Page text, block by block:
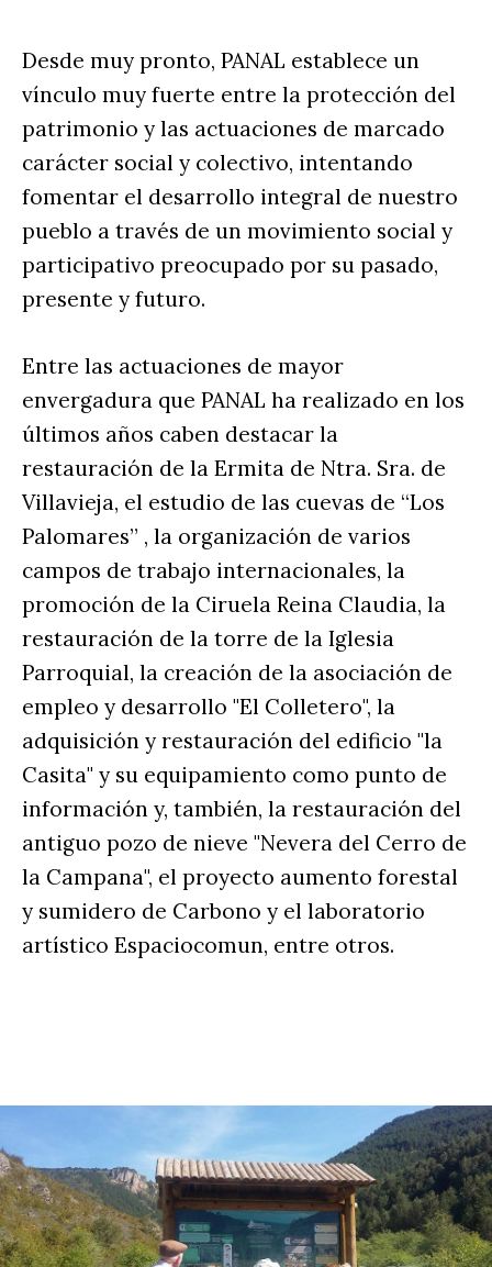
Desde muy pronto, PANAL establece un
vínculo muy fuerte entre la protección del
patrimonio y las actuaciones de marcado
carácter social y colectivo, intentando
fomentar el desarrollo integral de nuestro
pueblo a través de un movimiento social y
participativo preocupado por su pasado,
presente y futuro.
Entre las actuaciones de mayor
envergadura que PANAL ha realizado en los
últimos años caben destacar la
restauración de la Ermita de Ntra. Sra. de
Villavieja, el estudio de las cuevas de “Los
Palomares” , la organización de varios
campos de trabajo internacionales, la
promoción de la Ciruela Reina Claudia, la
restauración de la torre de la Iglesia
Parroquial, la creación de la asociación de
empleo y desarrollo "El Colletero", la
adquisición y restauración del edificio "la
Casita" y su equipamiento como punto de
información y, también, la restauración del
antiguo pozo de nieve "Nevera del Cerro de
la Campana", el proyecto aumento forestal
y sumidero de Carbono y el laboratorio
artístico Espaciocomun, entre otros.